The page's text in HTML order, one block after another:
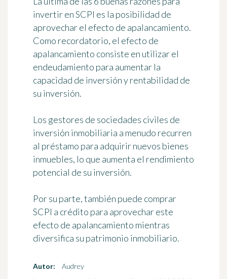
invertir en SCPI es la posibilidad de
aprovechar el efecto de apalancamiento.
Como recordatorio, el efecto de
apalancamiento consiste en utilizar el
endeudamiento para aumentar la
capacidad de inversión y rentabilidad de
su inversión.
Los gestores de sociedades civiles de
inversión inmobiliaria a menudo recurren
al préstamo para adquirir nuevos bienes
inmuebles, lo que aumenta el rendimiento
potencial de su inversión.
Por su parte, también puede comprar
SCPI a crédito para aprovechar este
efecto de apalancamiento mientras
diversifica su patrimonio inmobiliario.
Autor:
Audrey